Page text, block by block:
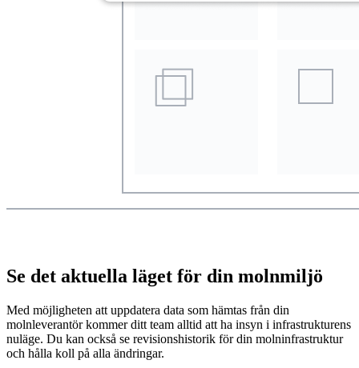
Se det aktuella läget för din molnmiljö
Med möjligheten att uppdatera data som hämtas från din
molnleverantör kommer ditt team alltid att ha insyn i infrastrukturens
nuläge. Du kan också se revisionshistorik för din molninfrastruktur
och hålla koll på alla ändringar.